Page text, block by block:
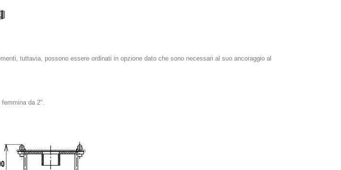
tuttavia, possono essere ordinati in opzione dato che sono necessari al suo ancoraggio al
da 2".